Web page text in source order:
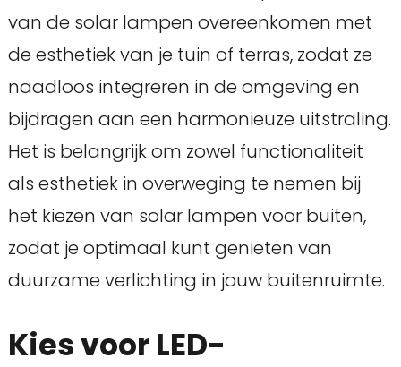
van de solar lampen overeenkomen met
de esthetiek van je tuin of terras, zodat ze
naadloos integreren in de omgeving en
bijdragen aan een harmonieuze uitstraling.
Het is belangrijk om zowel functionaliteit
als esthetiek in overweging te nemen bij
het kiezen van solar lampen voor buiten,
zodat je optimaal kunt genieten van
duurzame verlichting in jouw buitenruimte.
Kies voor LED-